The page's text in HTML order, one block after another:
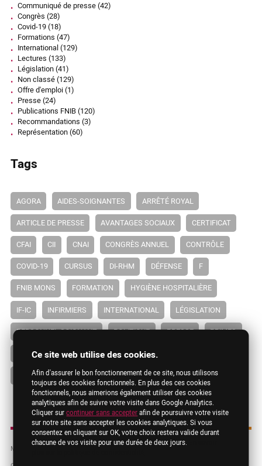
Communiqué de presse(42)
Congrès (28)
Covid-19(18)
Formations (47)
International(129)
Lectures (133)
Législation(41)
Non classé(129)
Offre d'emploi(1)
Presse(24)
Publications FNIB(120)
Recommandations (3)
Représentation(60)
Tags
AGORA AIDES-SOIGNANTES ARRÊTÉ ROYAL
ARTICLE DE PRESSE AVANTAGES SOCIAUX CERTIFICAT
CFAI CII CNAI CONGRÈS ANNUEL CONTRÔLE
COVID-19 CURSUS DI-RHM DÉFENSE F
FNIB MONS FORMATION HYGIÈNE HOSPITALIÈRE
IF-IC INFIRMIERS INTERNATIONAL LÉGISLATION
PERSONNEL SOIGNANT POLITIQUE PRESSE PRIMES
REPRÉSENTATION RÉFORME DES FONCTIONS
RÉFORME ENSEIGNEMENT TPP/QPP ULG
Mentions légales
Contact
Ce site web utilise des cookies.
Afin d'assurer le bon fonctionnement de ce site, nous utilisons
toujours des cookies fonctionnels. En plus des ces cookies
fonctionnels, nous aimerions également utiliser des cookies
analytiques afin de suivre votre visite dans Google Analytics.
Cliquer surcontinuer sans accepterafin de poursuivre votre visite
sur notre site sans accepter les cookies analytiques. Si vous
consentez en cliquant sur OK, votre choix restera valide durant
chacune de vos visite pour une durée de deux jours.